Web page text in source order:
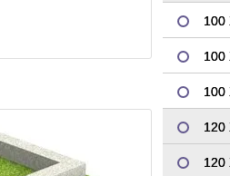
100
100
100
120
120